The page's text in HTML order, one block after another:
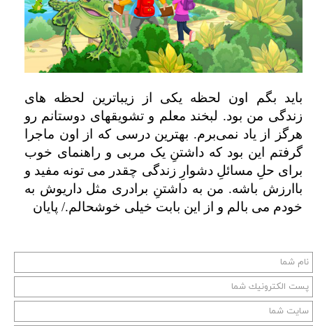
باید بگم اون لحظه یکی از زیباترین لحظه های
زندگی من بود. لبخند معلم و تشویقهای دوستانم رو
هرگز از یاد نمی‌برم. بهترین درسی که از اون ماجرا
گرفتم این بود که داشتنِ یک مربی و راهنمای خوب
برای حلِ مسائلِ دشوارِ زندگی چقدر می تونه مفید و
باارزش باشه. من به داشتنِ برادری مثل داریوش به
خودم می بالم و از این بابت خیلی خوشحالم./ پایان